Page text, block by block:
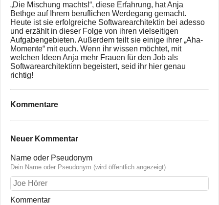
„Die Mischung machts!“, diese Erfahrung, hat Anja
Bethge auf Ihrem beruflichen Werdegang gemacht.
Heute ist sie erfolgreiche Softwarearchitektin bei adesso
und erzählt in dieser Folge von ihren vielseitigen
Aufgabengebieten. Außerdem teilt sie einige ihrer „Aha-
Momente“ mit euch. Wenn ihr wissen möchtet, mit
welchen Ideen Anja mehr Frauen für den Job als
Softwarearchitektinn begeistert, seid ihr hier genau
richtig!
Kommentare
Neuer Kommentar
Name oder Pseudonym
Dein Name oder Pseudonym (wird öffentlich angezeigt)
Kommentar